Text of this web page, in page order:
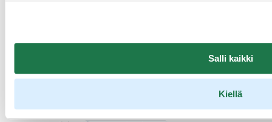
Salli kaikki
Kiellä